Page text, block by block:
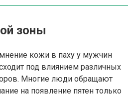
зоны
кожи в паху у мужчин
под влиянием различных
Многие люди обращают
на появление пятен только